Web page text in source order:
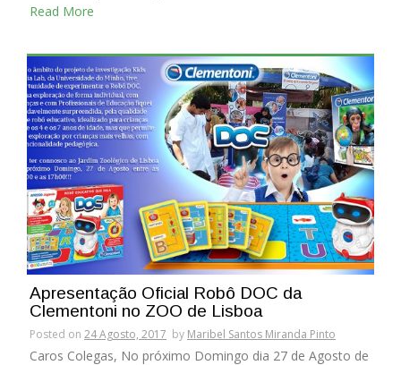
Read More
Apresentação Oficial Robô DOC da
Clementoni no ZOO de Lisboa
Posted on 24 Agosto, 2017 by Maribel Santos Miranda Pinto
Caros Colegas, No próximo Domingo dia 27 de Agosto de